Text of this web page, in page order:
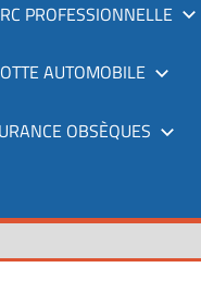
PROFESSIONNELLE
AUTOMOBILE
OBSÈQUES